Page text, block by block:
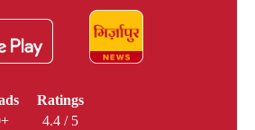
Ratings
4.4 / 5